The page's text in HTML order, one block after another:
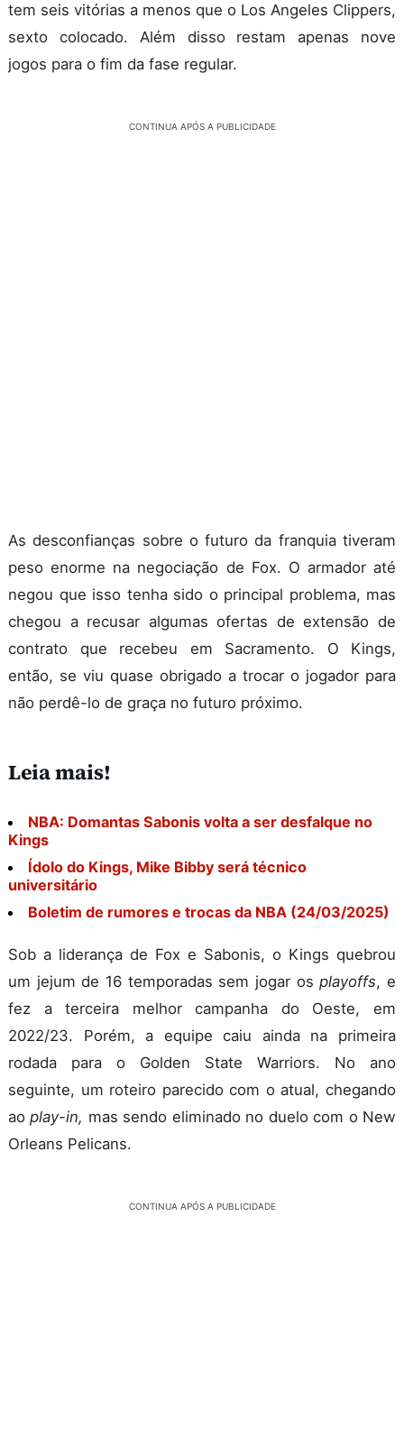
tem seis vitórias a menos que o Los Angeles Clippers,
sexto colocado. Além disso restam apenas nove
jogos para o fim da fase regular.
CONTINUA APÓS A PUBLICIDADE
As desconfianças sobre o futuro da franquia tiveram
peso enorme na negociação de Fox. O armador até
negou que isso tenha sido o principal problema, mas
chegou a recusar algumas ofertas de extensão de
contrato que recebeu em Sacramento. O Kings,
então, se viu quase obrigado a trocar o jogador para
não perdê-lo de graça no futuro próximo.
Leia mais!
NBA: Domantas Sabonis volta a ser desfalque no
Kings
Ídolo do Kings, Mike Bibby será técnico
universitário
Boletim de rumores e trocas da NBA (24/03/2025)
Sob a liderança de Fox e Sabonis, o Kings quebrou
um jejum de 16 temporadas sem jogar osplayoffs, e
fez a terceira melhor campanha do Oeste, em
2022/23. Porém, a equipe caiu ainda na primeira
rodada para o Golden State Warriors. No ano
seguinte, um roteiro parecido com o atual, chegando
aoplay-in, mas sendo eliminado no duelo com o New
Orleans Pelicans.
CONTINUA APÓS A PUBLICIDADE